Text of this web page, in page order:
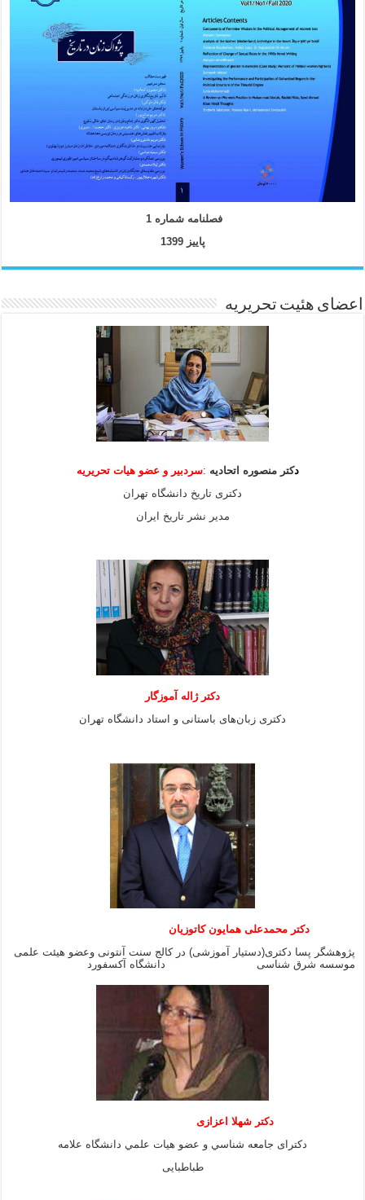
فصلنامه شماره 1
پاییز 1399
اعضای هئیت تحریریه
دکتر منصوره اتحادیه :سردبیر و عضو هیاتتحریریه
دکتری تاریخ دانشگاه تهران
مدیر نشر تاریخ ایران
دکتر ژاله آموزگار
دکتری زبان‌های باستانی و استاد دانشگاه تهران
دکتر محمدعلی همایون کاتوزیان
پژوهشگر پسا دکتری(دستیار آموزشی) در کالج سنت آنتونی وعضو هیئت علمی
موسسه شرق شناسی دانشگاه آکسفورد
دكتر شهلا اعزازى
دكتراى جامعه شناسي و عضو هيات علمي دانشگاه علامه
طباطبايى